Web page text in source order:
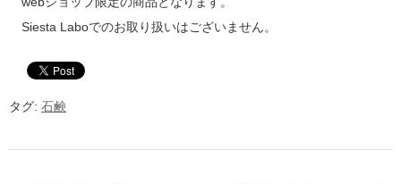
Siesta Laboでのお取り扱いはございません。
タグ: 石鹸